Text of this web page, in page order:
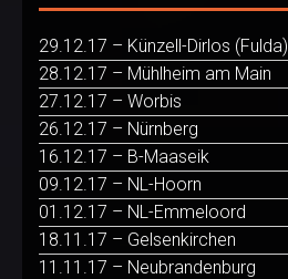
29.12.17 – Künzell-Dirlos (Fulda)
28.12.17 – Mühlheim am Main
27.12.17 – Worbis
26.12.17 – Nürnberg
16.12.17 – B-Maaseik
09.12.17 – NL-Hoorn
01.12.17 – NL-Emmeloord
18.11.17 – Gelsenkirchen
11.11.17 – Neubrandenburg